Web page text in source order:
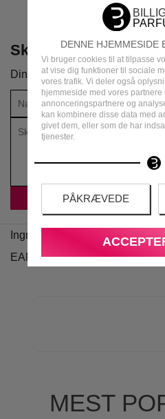
DENNE HJEMMESIDE
Vi bruger cookies til at tilpasse
at vise dig funktioner til sociale
vores trafik. Vi deler også
hjemmeside med vores
annonceringspartnere og
kan kombinere disse data med
givet dem, eller som de har
tjenester.
PÅKRÆVEDE
Skriv din anmeldelse
Din vurdering:
Virkelig
Ingredienser
EAN
MEST